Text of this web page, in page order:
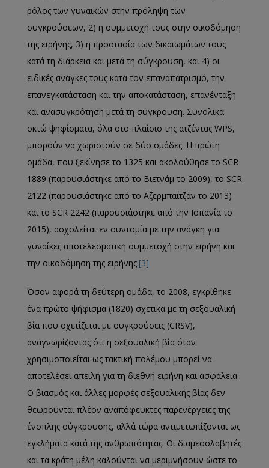
ρόλος των γυναικών στην πρόληψη των
συγκρούσεων, 2) η συμμετοχή τους στην οικοδόμηση
της ειρήνης, 3) η προστασία των δικαιωμάτων τους
κατά τη διάρκεια και μετά τη σύγκρουση, και 4) οι
ειδικές ανάγκες τους κατά τον επαναπατρισμό, την
επανεγκατάσταση και την αποκατάσταση, επανένταξη
και ανασυγκρότηση μετά τη σύγκρουση. Συνολικά
οκτώ ψηφίσματα, όλα στο πλαίσιο της ατζέντας WPS,
μπορούν να χωριστούν σε δύο ομάδες. Η πρώτη
ομάδα, που ξεκίνησε το 1325 και ακολούθησε το SCR
1889 (παρουσιάστηκε από το Βιετνάμ το 2009), το SCR
2122 (παρουσιάστηκε από το Αζερμπαϊτζάν το 2013)
και το SCR 2242 (παρουσιάστηκε από την Ισπανία το
2015), ασχολείται εν συντομία με την ανάγκη για
γυναίκες αποτελεσματική συμμετοχή στην ειρήνη και
την οικοδόμηση της ειρήνης.[3]
Όσον αφορά τη δεύτερη ομάδα, το 2008, εγκρίθηκε
ένα πρώτο ψήφισμα (1820) σχετικά με τη σεξουαλική
βία που σχετίζεται με συγκρούσεις (CRSV),
αναγνωρίζοντας ότι η σεξουαλική βία όταν
χρησιμοποιείται ως τακτική πολέμου μπορεί να
αποτελέσει απειλή για τη διεθνή ειρήνη και ασφάλεια.
Ο βιασμός και άλλες μορφές σεξουαλικής βίας δεν
θεωρούνται πλέον αναπόφευκτες παρενέργειες της
ένοπλης σύγκρουσης, αλλά τώρα αντιμετωπίζονται ως
εγκλήματα κατά της ανθρωπότητας. Οι διαμεσολαβητές
και τα κράτη μέλη καλούνται να μεριμνήσουν ώστε το